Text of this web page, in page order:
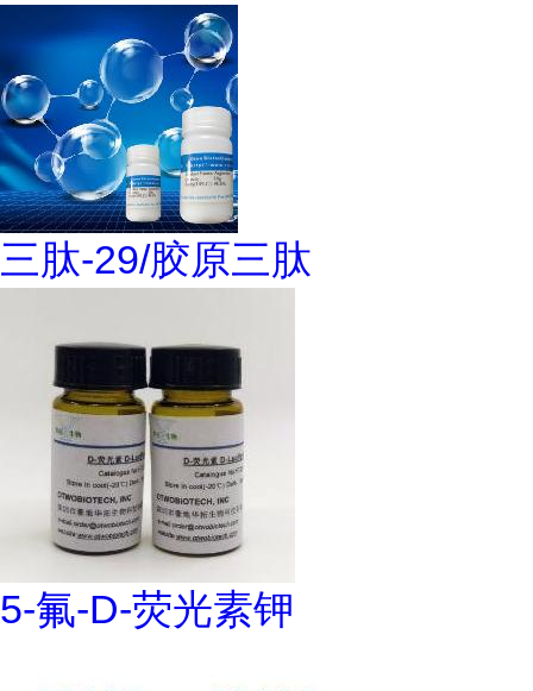
三肽-29/胶原三肽
5-氟-D-荧光素钾